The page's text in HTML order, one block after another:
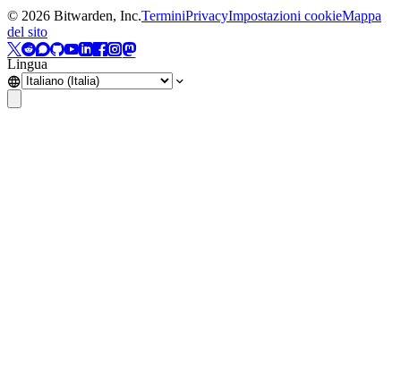
© 2026 Bitwarden, Inc.TerminiPrivacyImpostazioni cookieMappa
del sito
Lingua